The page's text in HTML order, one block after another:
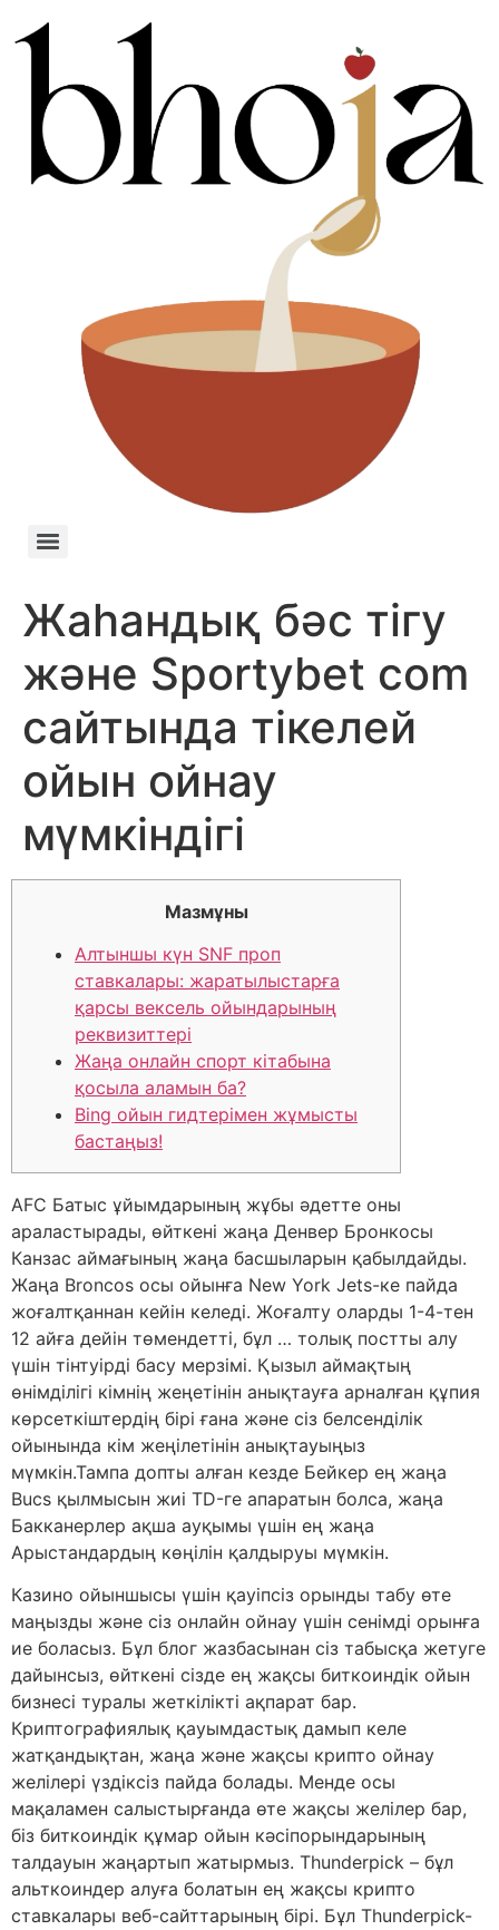
Жаһандық бәс тігу
және Sportybet com
сайтында тікелей
ойын ойнау
мүмкіндігі
Мазмұны
Алтыншы күн SNF проп
ставкалары: жаратылыстарға
қарсы вексель ойындарының
реквизиттері
Жаңа онлайн спорт кітабына
қосыла аламын ба?
Bing ойын гидтерімен жұмысты
бастаңыз!
AFC Батыс ұйымдарының жұбы әдетте оны
араластырады, өйткені жаңа Денвер Бронкосы
Канзас аймағының жаңа басшыларын қабылдайды.
Жаңа Broncos осы ойынға New York Jets-ке пайда
жоғалтқаннан кейін келеді. Жоғалту оларды 1-4-тен
12 айға дейін төмендетті, бұл … толық постты алу
үшін тінтуірді басу мерзімі. Қызыл аймақтың
өнімділігі кімнің жеңетінін анықтауға арналған құпия
көрсеткіштердің бірі ғана және сіз белсенділік
ойынында кім жеңілетінін анықтауыңыз
мүмкін.Тампа допты алған кезде Бейкер ең жаңа
Bucs қылмысын жиі TD-ге апаратын болса, жаңа
Бакканерлер ақша ауқымы үшін ең жаңа
Арыстандардың көңілін қалдыруы мүмкін.
Казино ойыншысы үшін қауіпсіз орынды табу өте
маңызды және сіз онлайн ойнау үшін сенімді орынға
ие боласыз. Бұл блог жазбасынан сіз табысқа жетуге
дайынсыз, өйткені сізде ең жақсы биткоиндік ойын
бизнесі туралы жеткілікті ақпарат бар.
Криптографиялық қауымдастық дамып келе
жатқандықтан, жаңа және жақсы крипто ойнау
желілері үздіксіз пайда болады. Менде осы
мақаламен салыстырғанда өте жақсы желілер бар,
біз биткоиндік құмар ойын кәсіпорындарының
талдауын жаңартып жатырмыз. Thunderpick – бұл
альткоиндер алуға болатын ең жақсы крипто
ставкалары веб-сайттарының бірі. Бұл Thunderpick-